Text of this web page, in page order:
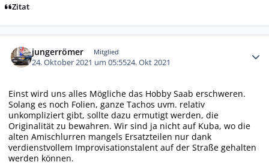
Zitat
jungerrömer Mitglied
24. Oktober 2021 um 05:5524. Okt 2021
Einst wird uns alles Mögliche das Hobby Saab erschweren.
Solang es noch Folien, ganze Tachos uvm. relativ
unkompliziert gibt, sollte dazu ermutigt werden, die
Originalität zu bewahren. Wir sind ja nicht auf Kuba, wo die
alten Amischlurren mangels Ersatzteilen nur dank
verdienstvollem Improvisationstalent auf der Straße gehalten
werden können.